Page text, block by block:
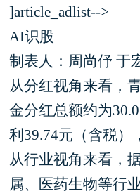
]article_adlist-->
AI识股
制表人：周尚伃 于
从分红视角来看，
金分红总额约为
利39.74元（含税）
从行业视角来看，
属、医药生物等行